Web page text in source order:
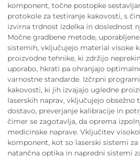
komponent, točne postopke
protokole za testiranje kakovosti, s
izvirna trdnost izdelka in doslednost
Močne gradbene metode,
sistemih, vključujejo material visoke
proizvodne tehnike, ki zdržijo
uporabo, hkrati pa ohranjajo
varnostne standarde. Izčrpni
kakovosti, ki jih izvajajo ugledne
laserskih naprav, vključujejo obsežno
dostavo, preverjanje kalibracije in
čimer se zagotavlja, da oprema
medicinske naprave. Vključitev
komponent, kot so laserski sistemi
natančna optika in napredni sistemi